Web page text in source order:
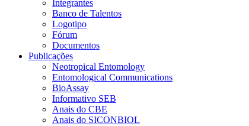
Integrantes
Banco de Talentos
Logotipo
Fórum
Documentos
Publicações
Neotropical Entomology
Entomological Communications
BioAssay
Informativo SEB
Anais do CBE
Anais do SICONBIOL